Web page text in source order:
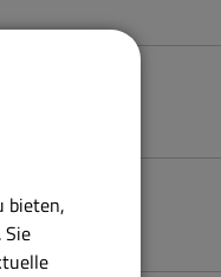
bieten,